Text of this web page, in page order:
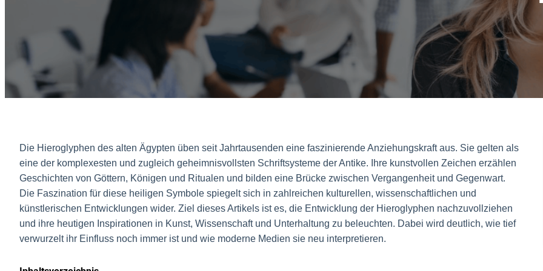
Die Hieroglyphen des alten Ägypten üben seit Jahrtausenden eine faszinierende Anziehungskraft aus. Sie gelten als
eine der komplexesten und zugleich geheimnisvollsten Schriftsysteme der Antike. Ihre kunstvollen Zeichen erzählen
Geschichten von Göttern, Königen und Ritualen und bilden eine Brücke zwischen Vergangenheit und Gegenwart.
Die Faszination für diese heiligen Symbole spiegelt sich in zahlreichen kulturellen, wissenschaftlichen und
künstlerischen Entwicklungen wider. Ziel dieses Artikels ist es, die Entwicklung der Hieroglyphen nachzuvollziehen
und ihre heutigen Inspirationen in Kunst, Wissenschaft und Unterhaltung zu beleuchten. Dabei wird deutlich, wie tief
verwurzelt ihr Einfluss noch immer ist und wie moderne Medien sie neu interpretieren.